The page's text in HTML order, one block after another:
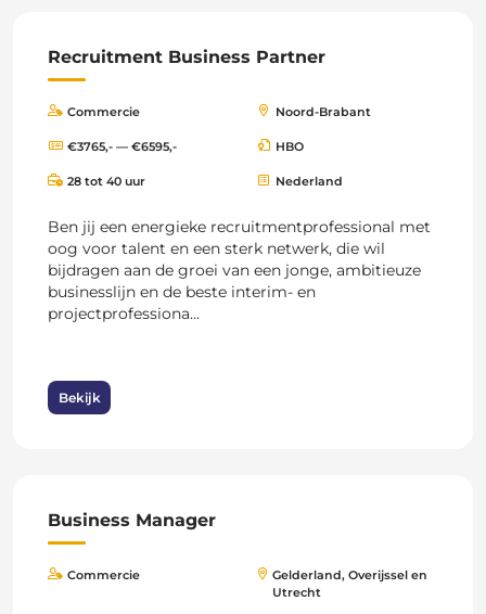
Recruitment Business Partner
Commercie Noord-Brabant
€3765,- — €6595,- HBO
28 tot 40 uur Nederland
Ben jij een energieke recruitmentprofessional met
oog voor talent en een sterk netwerk, die wil
bijdragen aan de groei van een jonge, ambitieuze
businesslijn en de beste interim- en
projectprofessiona...
Bekijk
Business Manager
Commercie
Gelderland, Overijssel en
Utrecht